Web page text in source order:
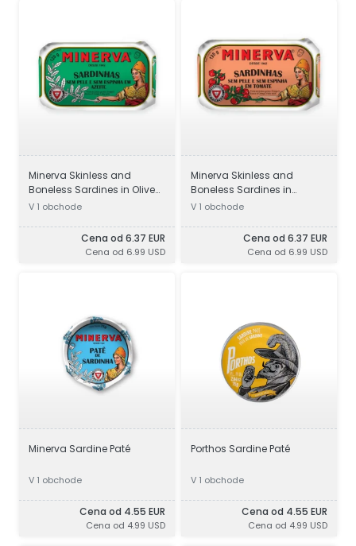
Minerva Skinless and
Boneless Sardines in Olive
Oil
V 1 obchode
Cena od 6.37 EUR
Cena od 6.99 USD
Minerva Skinless and
Boneless Sardines in
Tomato Sauce
V 1 obchode
Cena od 6.37 EUR
Cena od 6.99 USD
Minerva Sardine Paté
V 1 obchode
Cena od 4.55 EUR
Cena od 4.99 USD
Porthos Sardine Paté
V 1 obchode
Cena od 4.55 EUR
Cena od 4.99 USD